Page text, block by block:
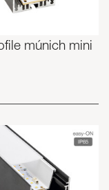
múnich mini